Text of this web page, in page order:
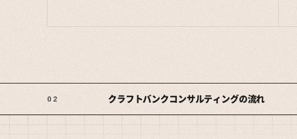
02 クラフトバンクコンサルティングの流れ